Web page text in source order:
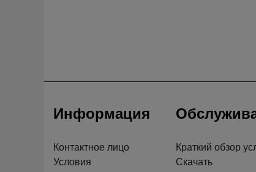
Информация
Контактное лицо
Условия
Краткий обзор
Скачать